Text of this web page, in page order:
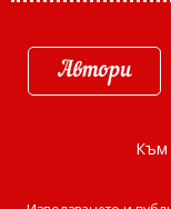
Автори
Към